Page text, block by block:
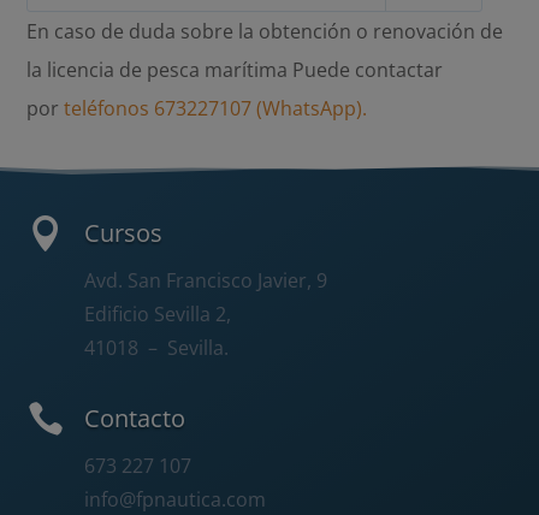
En caso de duda sobre la obtención o renovación de
la licencia de pesca marítima Puede contactar
por teléfonos 673227107 (WhatsApp).
 Cursos
Avd. San Francisco Javier, 9
Edificio Sevilla 2,
41018 – Sevilla.
 Contacto
673 227 107
info@fpnautica.com